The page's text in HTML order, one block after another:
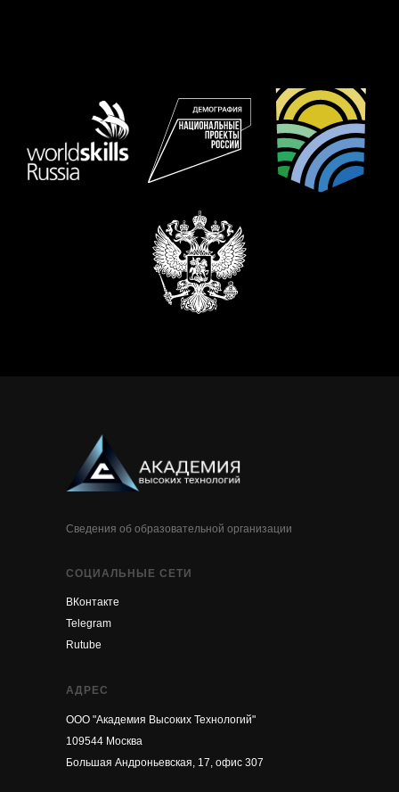
Сведения об образовательной организации
СОЦИАЛЬНЫЕ СЕТИ
ВКонтакте
Telegram
Rutube
АДРЕС
ООО "Академия Высоких Технологий"
109544 Москва
Большая Андроньевская, 17, офис 307